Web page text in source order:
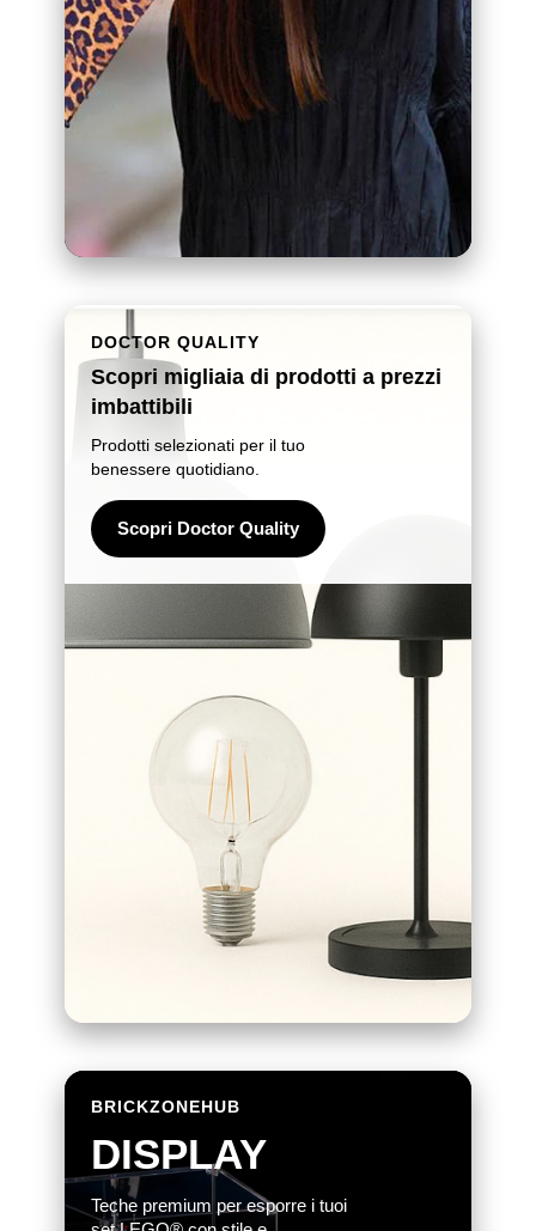
DOCTOR QUALITY
Scopri migliaia di prodotti a prezzi
imbattibili
Prodotti selezionati per il tuo
benessere quotidiano.
Scopri Doctor Quality
BRICKZONEHUB
DISPLAY
Teche premium per esporre i tuoi